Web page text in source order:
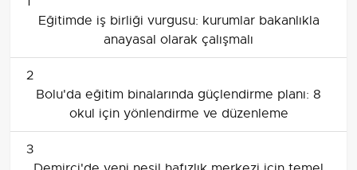
Eğitimde iş birliği vurgusu: kurumlar bakanlıkla
anayasal olarak çalışmalı
2
Bolu'da eğitim binalarında güçlendirme planı: 8
okul için yönlendirme ve düzenleme
3